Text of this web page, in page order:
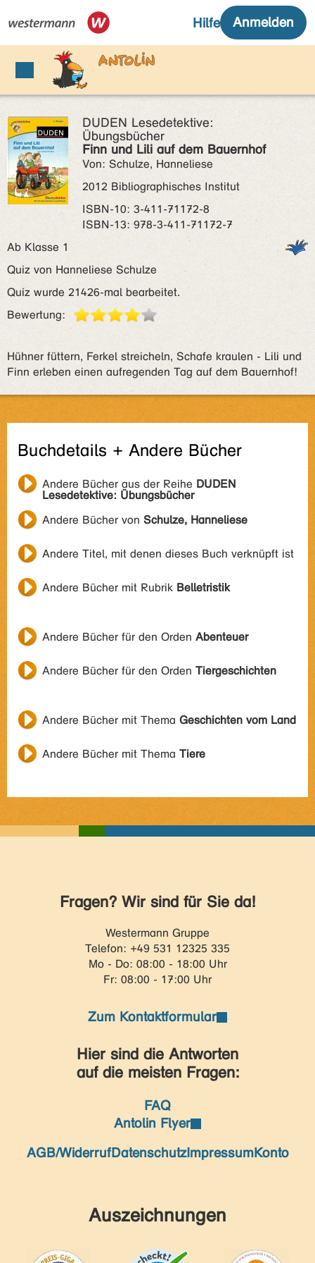
DUDEN Lesedetektive:
Übungsbücher
Finn und Lili auf dem Bauernhof
Von: Schulze, Hanneliese
2012 Bibliographisches Institut
ISBN‑10: 3-411-71172-8
ISBN‑13: 978-3-411-71172-7
Ab Klasse 1
Quiz von Hanneliese Schulze
Quiz wurde 21426-mal bearbeitet.
Bewertung:
Hühner füttern, Ferkel streicheln, Schafe kraulen - Lili und
Finn erleben einen aufregenden Tag auf dem Bauernhof!
Buchdetails + Andere Bücher
Andere Bücher aus der Reihe DUDEN
Lesedetektive: Übungsbücher
Andere Bücher von Schulze, Hanneliese
Andere Titel, mit denen dieses Buch verknüpft ist
Andere Bücher mit Rubrik Belletristik
Andere Bücher für den Orden Abenteuer
Andere Bücher für den Orden Tiergeschichten
Andere Bücher mit Thema Geschichten vom Land
Andere Bücher mit Thema Tiere